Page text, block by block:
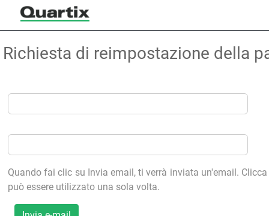
Richiesta di reimpostazione della
Quando fai clic su Invia email, ti verrà inviata un'email.
può essere utilizzato una sola volta.